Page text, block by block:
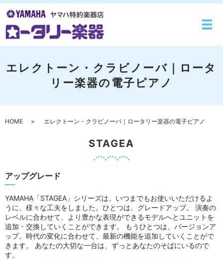
メ
エレクトーン・クラビノーバ｜ロータ
リー楽器の電子ピアノ
HOME エレクトーン・クラビノーバ｜ロータリー楽器の電子ピアノ
STAGEA
アップグレード
YAMAHA「STAGEA」シリーズは、いつまでもお使いいただけるよ
うに、様々な工夫をしました。ひとつは、グレードアップ。 演奏の
レベルに合わせて、より豊かな表現ができるモデルへとユニットを
追加・交換していくことができます。 もうひとつは、バージョンア
ップ。時代の変化に合わせて、最新の機能を追加していくことがで
きます。 あなたの大切な一台は、ずっとあなたのそばにいるので
す。